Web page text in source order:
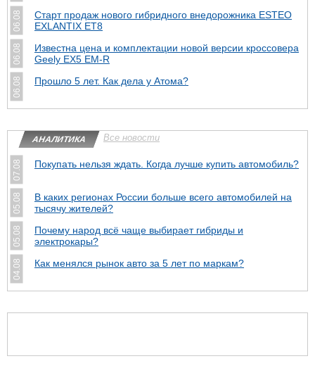
06.08
Старт продаж нового гибридного внедорожника ESTEO
EXLANTIX ET8
06.08
Известна цена и комплектации новой версии кроссовера
Geely EX5 EM-R
06.08 Прошло 5 лет. Как дела у Атома?
АНАЛИТИКА Все новости
07.08 Покупать нельзя ждать. Когда лучше купить автомобиль?
05.08
В каких регионах России больше всего автомобилей на
тысячу жителей?
05.08
Почему народ всё чаще выбирает гибриды и
электрокары?
04.08 Как менялся рынок авто за 5 лет по маркам?